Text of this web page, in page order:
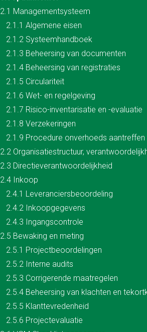
2.1 Managementsysteem
2.1.1 Algemene eisen
2.1.2 Systeemhandboek
2.1.3 Beheersing van documenten
2.1.4 Beheersing van registraties
2.1.5 Circulariteit
2.1.6 Wet- en regelgeving
2.1.7 Risico-inventarisatie en -evaluatie
2.1.8 Verzekeringen
2.3 Directieverantwoordelijkheid
2.4 Inkoop
2.4.1 Leveranciersbeoordeling
2.4.2 Inkoopgegevens
2.4.3 Ingangscontrole
2.5 Bewaking en meting
2.5.1 Projectbeoordelingen
2.5.2 Interne audits
2.5.3 Corrigerende maatregelen
2.5.5 Klanttevredenheid
2.5.6 Projectevaluatie